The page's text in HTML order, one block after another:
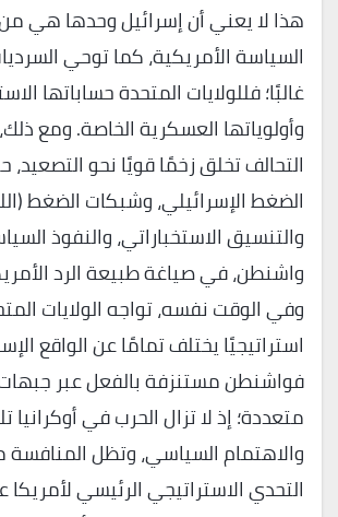
هذا لا يعني أن إسرائيل وحدها هي
السياسة الأمريكية، كما توحي
غالبًا؛ فللولايات المتحدة حساباتها
وأولوياتها العسكرية الخاصة. ومع
التحالف تخلق زخمًا قويًا نحو
الضغط الإسرائيلي، وشبكات الضغط
والتنسيق الاستخباراتي، والنفوذ
واشنطن، في صياغة طبيعة الرد
وفي الوقت نفسه، تواجه الولايات
استراتيجيًا يختلف تمامًا عن الواقع
فواشنطن مستنزفة بالفعل عبر
متعددة؛ إذ لا تزال الحرب في أوكرانيا
والاهتمام السياسي، وتظل المنافسة
التحدي الاستراتيجي الرئيسي